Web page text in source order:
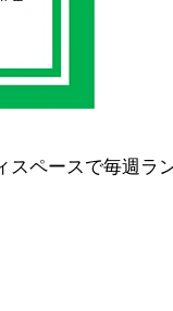
ペースで毎週ラ